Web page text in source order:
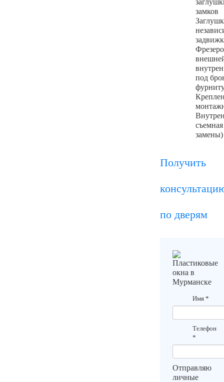
замков
под
замены)
Получить
по дверям
Имя *
Телефон
*
Отправляю
личные